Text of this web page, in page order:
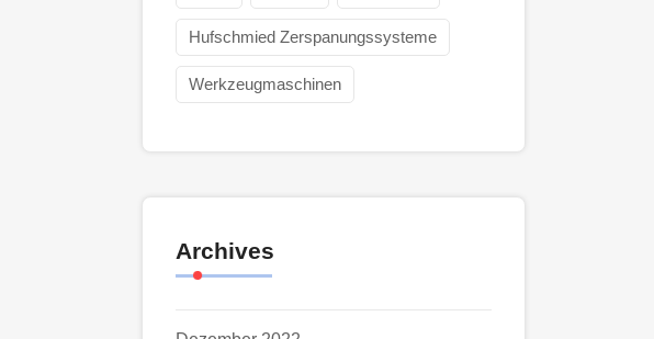
Hufschmied Zerspanungssysteme
Werkzeugmaschinen
Archives